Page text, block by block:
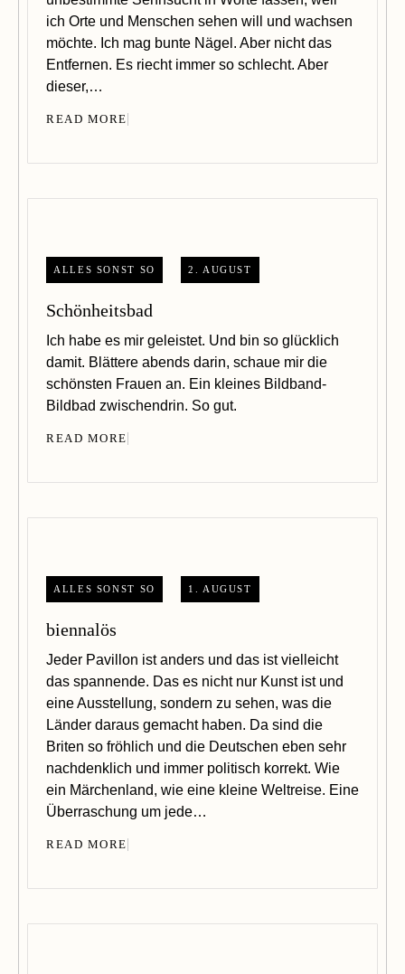
ich Orte und Menschen sehen will und wachsen
möchte. Ich mag bunte Nägel. Aber nicht das
Entfernen. Es riecht immer so schlecht. Aber
dieser,…
READ MORE
2. AUGUST
ALLES SONST SO
Schönheitsbad
Ich habe es mir geleistet. Und bin so glücklich
damit. Blättere abends darin, schaue mir die
schönsten Frauen an. Ein kleines Bildband-
Bildbad zwischendrin. So gut.
READ MORE
1. AUGUST
ALLES SONST SO
biennalös
Jeder Pavillon ist anders und das ist vielleicht
das spannende. Das es nicht nur Kunst ist und
eine Ausstellung, sondern zu sehen, was die
Länder daraus gemacht haben. Da sind die
Briten so fröhlich und die Deutschen eben sehr
nachdenklich und immer politisch korrekt. Wie
ein Märchenland, wie eine kleine Weltreise. Eine
Überraschung um jede…
READ MORE